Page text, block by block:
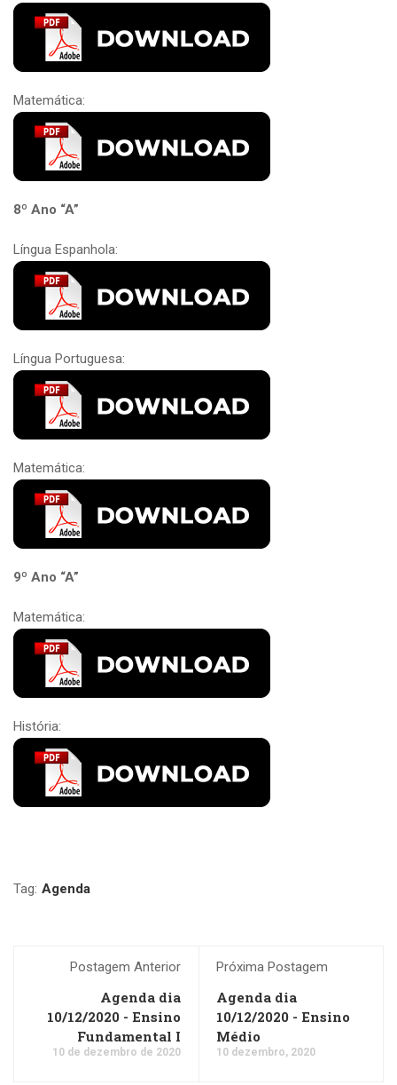
Matemática:
8º Ano “A”
Língua Espanhola:
Língua Portuguesa:
Matemática:
9º Ano “A”
Matemática:
História:
Tag: Agenda
Postagem Anterior
Agenda dia
10/12/2020 - Ensino
Fundamental I
10 de dezembro de 2020
Próxima Postagem
Agenda dia
10/12/2020 - Ensino
Médio
10 dezembro, 2020